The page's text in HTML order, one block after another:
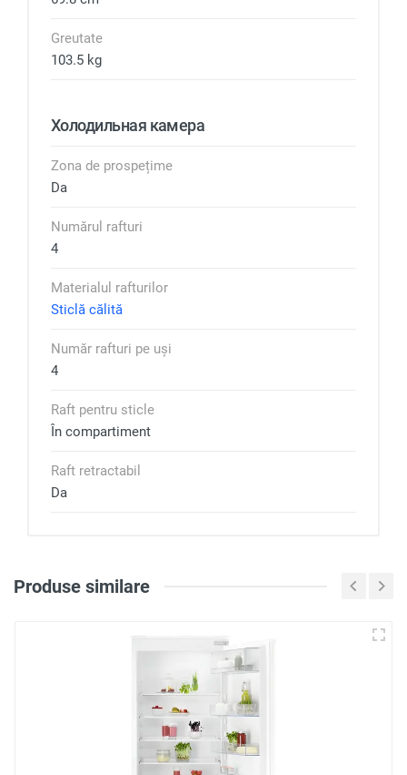
Greutate
103.5 kg
Холодильная камера
Zona de prospețime
Da
Numărul rafturi
4
Materialul rafturilor
Sticlă călită
Număr rafturi pe uși
4
Raft pentru sticle
În compartiment
Raft retractabil
Da
Loghează-te pentru a scri
o recenzie
Produse similare